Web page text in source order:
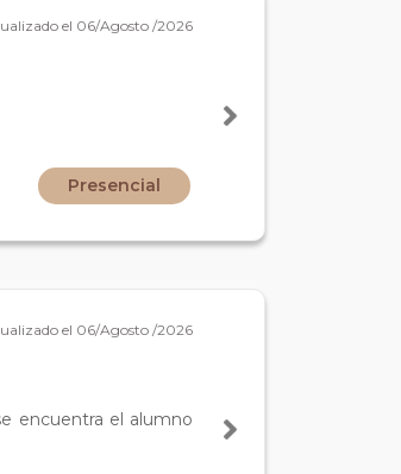
el 06/Agosto /2026
Presencial
el 06/Agosto /2026
encuentra el alumno